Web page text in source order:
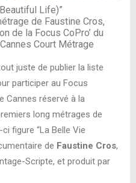
Life)”
de Faustine Cros,
de la Focus CoPro’ du
Court Métrage
juste de publier la liste
participer au Focus
Cannes réservé à la
long métrages de
figure “La Belle Vie
de Faustine Cros,
Scripte, et produit par